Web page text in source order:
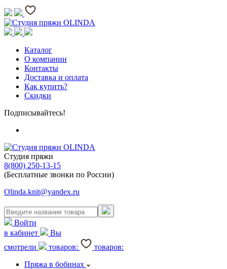
Каталог
О компании
Контакты
Доставка и оплата
Как купить?
Скидки
Подписывайтесь!
Студия пряжи
8(800) 250-13-15
(Бесплатные звонки по России)
Olinda.knit@yandex.ru
Войти
в кабинет
Вы
смотрели
товаров:
товаров:
Пряжа в бобинах